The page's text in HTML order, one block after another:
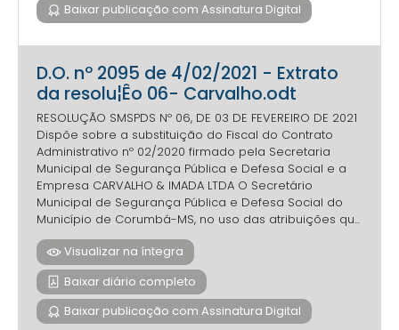
Baixar publicação com Assinatura Digital
D.O. nº 2095 de 4/02/2021 - Extrato
da resolu¦Êo 06- Carvalho.odt
RESOLUÇÃO SMSPDS Nº 06, DE 03 DE FEVEREIRO DE 2021
Dispõe sobre a substituição do Fiscal do Contrato
Administrativo nº 02/2020 firmado pela Secretaria
Municipal de Segurança Pública e Defesa Social e a
Empresa CARVALHO & IMADA LTDA O Secretário
Municipal de Segurança Pública e Defesa Social do
Município de Corumbá-MS, no uso das atribuições qu...
Visualizar na íntegra
Baixar diário completo
Baixar publicação com Assinatura Digital